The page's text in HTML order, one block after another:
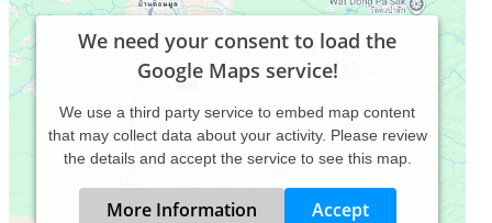
We need your consent to load the
Google Maps service!
We use a third party service to embed map content
that may collect data about your activity. Please review
the details and accept the service to see this map.
More Information Accept